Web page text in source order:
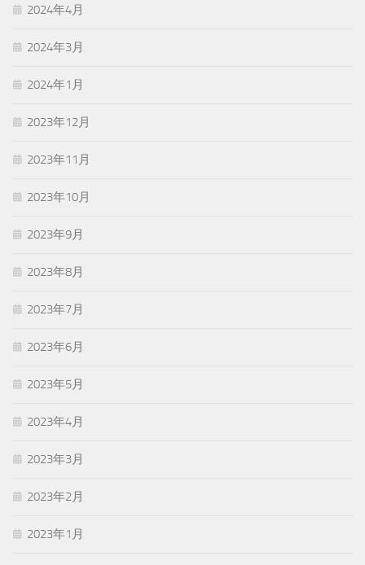
2024年4月
2024年3月
2024年1月
2023年12月
2023年11月
2023年10月
2023年9月
2023年8月
2023年7月
2023年6月
2023年5月
2023年4月
2023年3月
2023年2月
2023年1月